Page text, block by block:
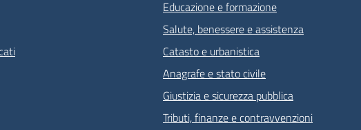
Educazione e formazione
Salute, benessere e assistenza
Catasto e urbanistica
Anagrafe e stato civile
Giustizia e sicurezza pubblica
Tributi, finanze e contravvenzioni